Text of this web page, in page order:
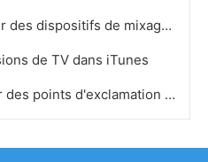
Comment puis-je installer des dispositifs de mixage avec un logiciel Télécharger HP
de TV dans iTunes
Comment se débarrasser des points d'exclamation dans iTunes